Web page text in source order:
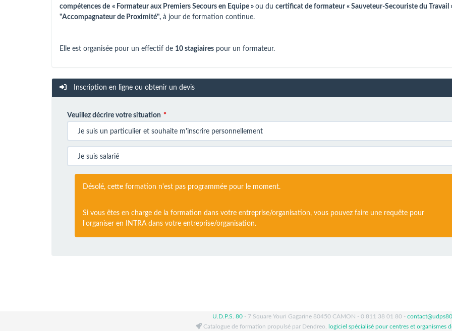
compétences de « Formateur aux Premiers Secours en Equipe » ou du certificat de formateur « Sauveteur-Secouriste du Travail
"Accompagnateur de Proximité", à jour de formation continue.
Elle est organisée pour un effectif de 10 stagiaires pour un formateur.
Inscription en ligne ou obtenir un devis
Veuillez décrire votre situation
Désolé, cette formation n'est pas programmée pour le moment.
Si vous êtes en charge de la formation dans votre entreprise/organisation, vous pouvez faire une requête pour
l'organiser en INTRA dans votre entreprise/organisation.
U.D.P.S. 80 - 7 Square Youri Gagarine 80450 CAMON - 0 811 38 01 80 -
Catalogue de formation propulsé par Dendreo,
logiciel spécialisé pour centres et organismes